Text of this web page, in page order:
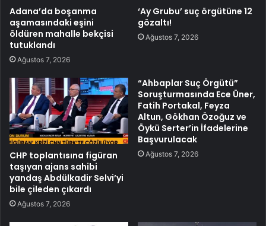
Adana’da boşanma
aşamasındaki eşini
öldüren mahalle bekçisi
tutuklandı
Ağustos 7, 2026
‘Ay Grubu’ suç örgütüne 12
gözaltı!
Ağustos 7, 2026
CHP toplantısına figüran
taşıyan ajans sahibi
yandaş Abdülkadir Selvi’yi
bile çileden çıkardı
Ağustos 7, 2026
“Ahbaplar Suç Örgütü”
Soruşturmasında Ece Üner,
Fatih Portakal, Feyza
Altun, Gökhan Özoğuz ve
Öykü Serter’in İfadelerine
Başvurulacak
Ağustos 7, 2026